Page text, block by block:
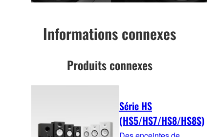
Informations connexes
Produits connexes
Série HS
(HS5/HS7/HS8/HS8S)